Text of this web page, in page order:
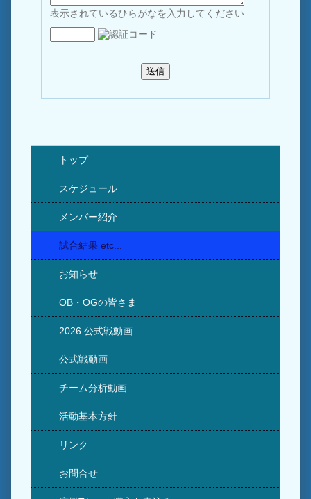
表示されているひらがなを入力してください
トップ
スケジュール
メンバー紹介
試合結果 etc...
お知らせ
OB・OGの皆さま
2026 公式戦動画
公式戦動画
チーム分析動画
活動基本方針
リンク
お問合せ